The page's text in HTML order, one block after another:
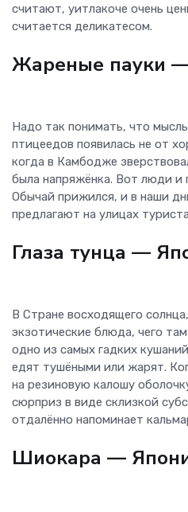
считают, уитлакоче очень
считается деликатесом.
Жареные пауки
Надо так понимать, что
птицеедов появилась не от
когда в Камбодже
была напряжёнка. Вот люди и
Обычай прижился, и в наши
предлагают на улицах
Глаза тунца —
В Стране восходящего
экзотические блюда, чего
одно из самых гадких
едят тушёными или жарят.
на резиновую калошу
сюрприз в виде склизкой
отдалённо напоминает
Шиокара —